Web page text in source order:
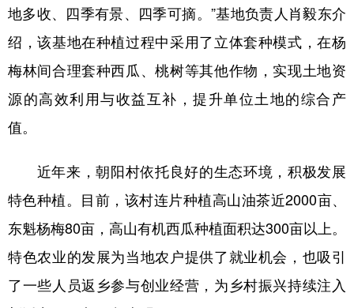
四川 贵州 云南 西藏
新疆 内蒙古 黑龙江
Русский язык 日本語 한국어
Deutsch Português
地多收、四季有景、四季可摘。”基地负责人肖毅东介
绍，该基地在种植过程中采用了立体套种模式，在杨
梅林间合理套种西瓜、桃树等其他作物，实现土地资
源的高效利用与收益互补，提升单位土地的综合产
值。
近年来，朝阳村依托良好的生态环境，积极发展
特色种植。目前，该村连片种植高山油茶近2000亩、
东魁杨梅80亩，高山有机西瓜种植面积达300亩以上。
特色农业的发展为当地农户提供了就业机会，也吸引
了一些人员返乡参与创业经营，为乡村振兴持续注入